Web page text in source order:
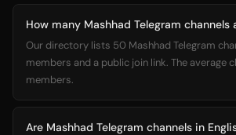
How many Mashhad Telegram channels
Our directory lists 50 Mashhad Telegram
members and a public join link. The average
members.
Are Mashhad Telegram channels in